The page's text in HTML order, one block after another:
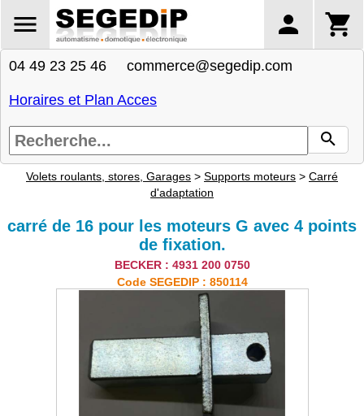
04 49 23 25 46 commerce@segedip.com
Horaires et Plan Acces
Volets roulants, stores, Garages > Supports moteurs > Carré
d'adaptation
carré de 16 pour les moteurs G avec 4 points
de fixation.
BECKER : 4931 200 0750
Code SEGEDIP : 850114